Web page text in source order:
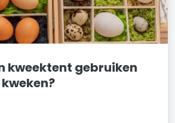
kweektent gebruiken